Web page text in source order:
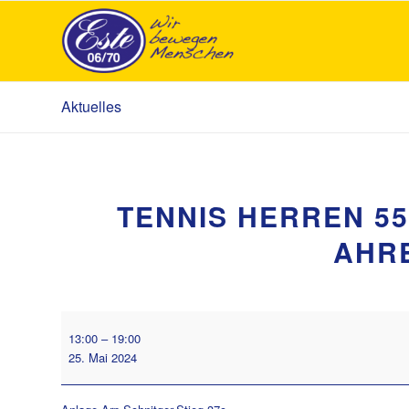
Aktuelles
TENNIS HERREN
Herren
55
13:00 – 19:00
25. Mai 2024